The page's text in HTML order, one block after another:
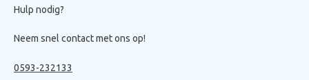
Hulp nodig?
Neem snel contact met ons op!
0593-232133